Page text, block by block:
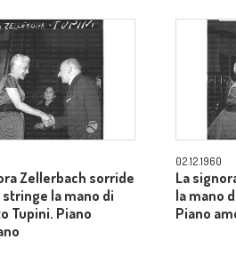
Zellerbach sorride
la mano di
Tupini. Piano
02.12.1960
La
la mano
Piano